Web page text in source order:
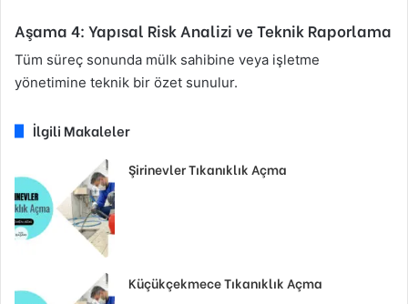
Aşama 4: Yapısal Risk Analizi ve Teknik Raporlama
Tüm süreç sonunda mülk sahibine veya işletme
yönetimine teknik bir özet sunulur.
İlgili Makaleler
Şirinevler Tıkanıklık Açma
Küçükçekmece Tıkanıklık Açma